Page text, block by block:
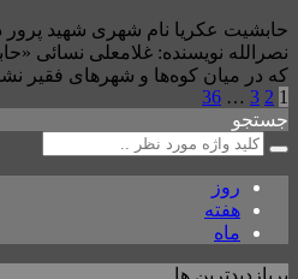
حابشیت عکریا نام شهری شهید
نصرالله نویسنده: غلامعلی نسائی
که در میان کوه‌ها و شهرهای فقیر
1
2
3
…
36
جستجو
روز
هفته
ماه